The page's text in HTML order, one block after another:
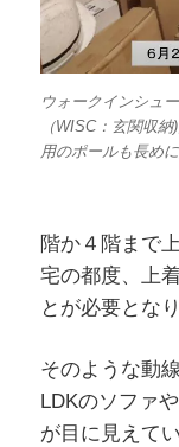
ウォークインシュ
（WISC：玄関収
用のポールも長め
階か４階まで
宅の都度、上
とが必要となり
そのような動
LDKのソファ
が目に見えて